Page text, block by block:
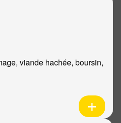
viande hachée, boursin,